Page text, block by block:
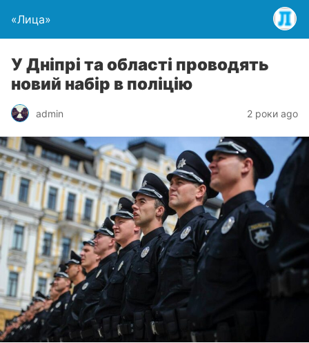
«Лица»
У Дніпрі та області проводять
новий набір в поліцію
admin 2 роки ago